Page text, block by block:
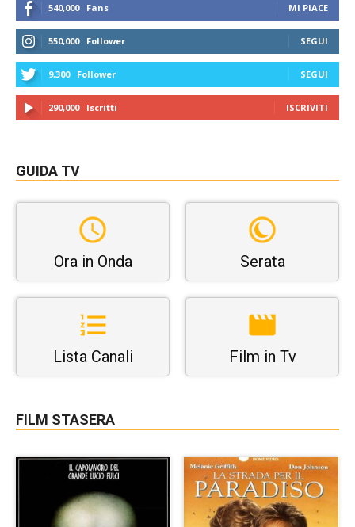
540,000 Fans MI PIACE
550,000 Follower SEGUI
9,300 Follower SEGUI
290,000 Iscritti ISCRIVITI
GUIDA TV
Ora in Onda Serata
Lista Canali Film in Tv
FILM STASERA